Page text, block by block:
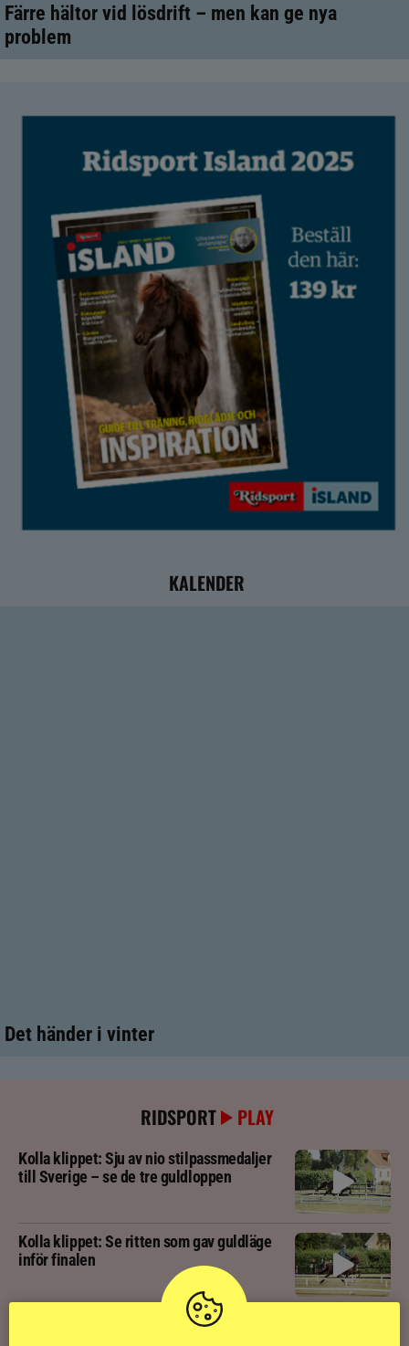
Färre hältor vid lösdrift – men kan ge nya
problem
KALENDER
Det händer i vinter
RIDSPORT PLAY
Kolla klippet: Sju av nio stilpassmedaljer
till Sverige – se de tre guldloppen
Kolla klippet: Se ritten som gav guldläge
inför finalen
Kolla klippet: Svenskägda hingsten bäst